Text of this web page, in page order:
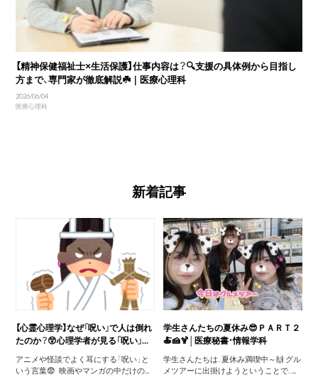
【精神保健福祉士×生活保護】仕事内容は？🔍支援の具体例から目指し
方まで、専門家が徹底解説☘️｜医療心理科
2026/06/04
医療心理科
新着記事
【心霊心理学】なぜ「呪い」で人は倒れ
たのか？😲心理学者が見る「呪い」...
アニメや怪談でよく耳にする「呪い」と
いう言葉😨 映画やマンガの中だけの...
学生さんたちの夏休み😎ＰＡＲＴ２
🍝🍰🍹│医療秘書・情報学科
学生さんたちは、夏休み満喫中～🙌 グル
メツアーに出掛けようということで、...